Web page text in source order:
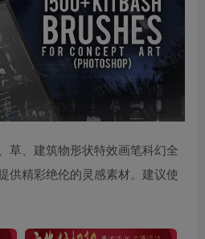
草、建筑物形状特效画笔科幻全
供精彩绝伦的灵感素材。建议使